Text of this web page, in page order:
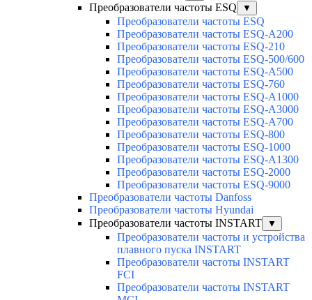
Преобразователи частоты ESQ ▼
Преобразователи частоты ESQ
Преобразователи частоты ESQ-A200
Преобразователи частоты ESQ-210
Преобразователи частоты ESQ-500/600
Преобразователи частоты ESQ-A500
Преобразователи частоты ESQ-760
Преобразователи частоты ESQ-A1000
Преобразователи частоты ESQ-A3000
Преобразователи частоты ESQ-A700
Преобразователи частоты ESQ-800
Преобразователи частоты ESQ-1000
Преобразователи частоты ESQ-A1300
Преобразователи частоты ESQ-2000
Преобразователи частоты ESQ-9000
Преобразователи частоты Danfoss
Преобразователи частоты Hyundai
Преобразователи частоты INSTART
▼
Преобразователи частоты и устройства
плавного пуска INSTART
Преобразователи частоты INSTART
FCI
Преобразователи частоты INSTART